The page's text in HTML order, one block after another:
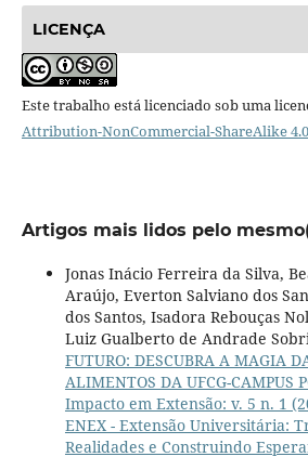
LICENÇA
Este trabalho está licenciado sob uma
Attribution-NonCommercial-ShareAlike
Artigos mais lidos pelo
Jonas Inácio Ferreira da Silva,
Araújo, Everton Salviano dos
dos Santos, Isadora Rebouças
Luiz Gualberto de Andrade
FUTURO: DESCUBRA A MAGIA
ALIMENTOS DA UFCG-CAMPUS
Impacto em Extensão: v. 5 n. 1
ENEX - Extensão Universitária:
Realidades e Construindo